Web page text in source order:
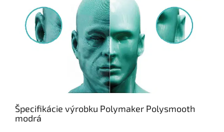
Špecifikácie výrobku Polymaker Polysmooth
modrá